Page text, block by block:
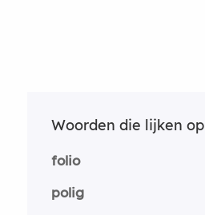
Woorden die lijken op
folio
polig